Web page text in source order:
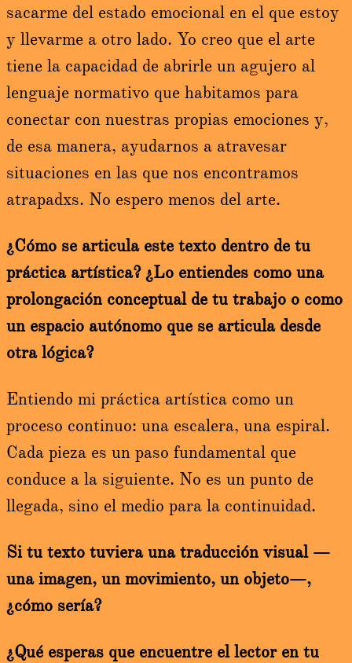
sacarme del estado emocional en el que estoy
y llevarme a otro lado. Yo creo que el arte
tiene la capacidad de abrirle un agujero al
lenguaje normativo que habitamos para
conectar con nuestras propias emociones y,
de esa manera, ayudarnos a atravesar
situaciones en las que nos encontramos
atrapadxs. No espero menos del arte.
¿Cómo se articula este texto dentro de tu
práctica artística? ¿Lo entiendes como una
prolongación conceptual de tu trabajo o como
un espacio autónomo que se articula desde
otra lógica?
Entiendo mi práctica artística como un
proceso continuo: una escalera, una espiral.
Cada pieza es un paso fundamental que
conduce a la siguiente. No es un punto de
llegada, sino el medio para la continuidad.
Si tu texto tuviera una traducción visual —
una imagen, un movimiento, un objeto—,
¿cómo sería?
¿Qué esperas que encuentre el lector en tu